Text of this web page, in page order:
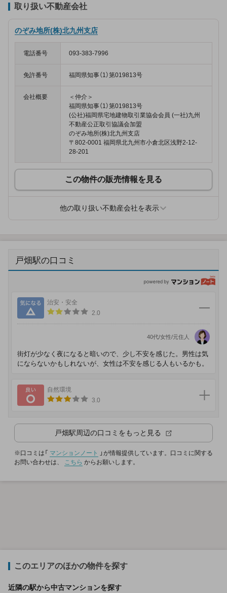
取り扱い不動産会社
のぞみ地所(株)北九州支店
電話番号 093-383-7996
免許番号 福岡県知事（1）第019813号
会社概要
＜仲介＞
福岡県知事（1）第019813号
(公社)福岡県宅地建物取引業協会会員 (一社)九州
不動産公正取引協議会加盟
のぞみ地所(株)北九州支店
〒802-0001 福岡県北九州市小倉北区浅野2-12-
28-201
この物件の販売情報を見る
他の取り扱い不動産会社を表示
戸畑駅の口コミ
気になる
治安・安全
2.0
40代/女性/元住人
街灯が少なく夜になると暗いので、少し不安を感じた。男性は気
にならないかもしれないが、女性は不安を感じる人もいるかも。
良い
自然環境
3.0
戸畑駅 周辺の口コミをもっと見る
※口コミは「 マンションノート
」が情報提供しています。口コミに関する
お問い合わせは、 こちら からお願いします。
このエリアのほかの物件を探す
近隣の駅から中古マンションを探す